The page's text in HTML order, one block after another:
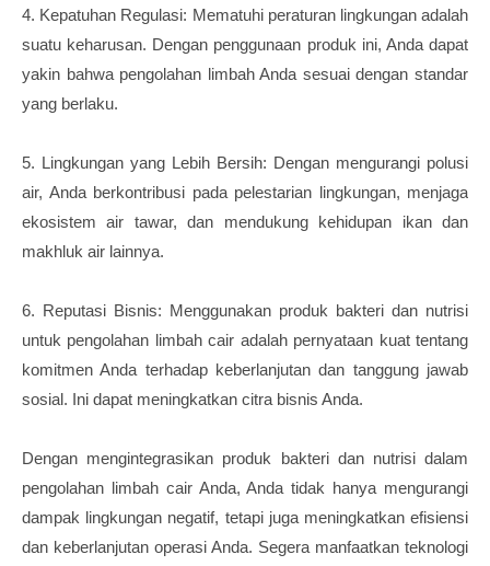
4. Kepatuhan Regulasi: Mematuhi peraturan lingkungan adalah
suatu keharusan. Dengan penggunaan produk ini, Anda dapat
yakin bahwa pengolahan limbah Anda sesuai dengan standar
yang berlaku.
5. Lingkungan yang Lebih Bersih: Dengan mengurangi polusi
air, Anda berkontribusi pada pelestarian lingkungan, menjaga
ekosistem air tawar, dan mendukung kehidupan ikan dan
makhluk air lainnya.
6. Reputasi Bisnis: Menggunakan produk bakteri dan nutrisi
untuk pengolahan limbah cair adalah pernyataan kuat tentang
komitmen Anda terhadap keberlanjutan dan tanggung jawab
sosial. Ini dapat meningkatkan citra bisnis Anda.
Dengan mengintegrasikan produk bakteri dan nutrisi dalam
pengolahan limbah cair Anda, Anda tidak hanya mengurangi
dampak lingkungan negatif, tetapi juga meningkatkan efisiensi
dan keberlanjutan operasi Anda. Segera manfaatkan teknologi